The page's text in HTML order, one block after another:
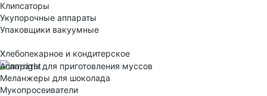
Клипсаторы
Укупорочные аппараты
Упаковщики вакуумные
Хлебопекарное и кондитерское
Аппараты для приготовления муссов
Меланжеры для шоколада
Мукопросеиватели